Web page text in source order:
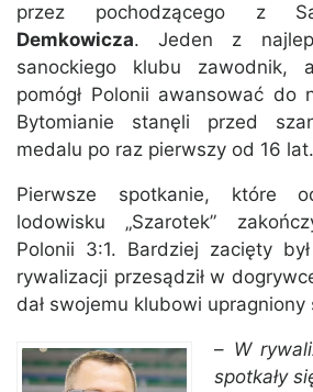
przez pochodzącego z
Demkowicza. Jeden z
sanockiego klubu zawodnik,
pomógł Polonii awansować do
Bytomianie stanęli przed
medalu po raz pierwszy od 16 lat.
Pierwsze spotkanie, które
lodowisku „Szarotek”
Polonii 3:1. Bardziej zacięty
rywalizacji przesądził w
dał swojemu klubowi upragniony
– W
spotkały